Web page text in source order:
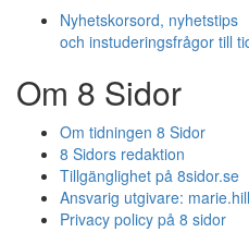
Nyhetskorsord, nyhetstips
och instuderingsfrågor till
Om 8 Sidor
Om tidningen 8 Sidor
8 Sidors redaktion
Tillgänglighet på 8sidor.se
Ansvarig utgivare:
Privacy policy på 8 sidor